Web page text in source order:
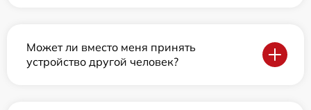
Может ли вместо меня принять
устройство другой человек?